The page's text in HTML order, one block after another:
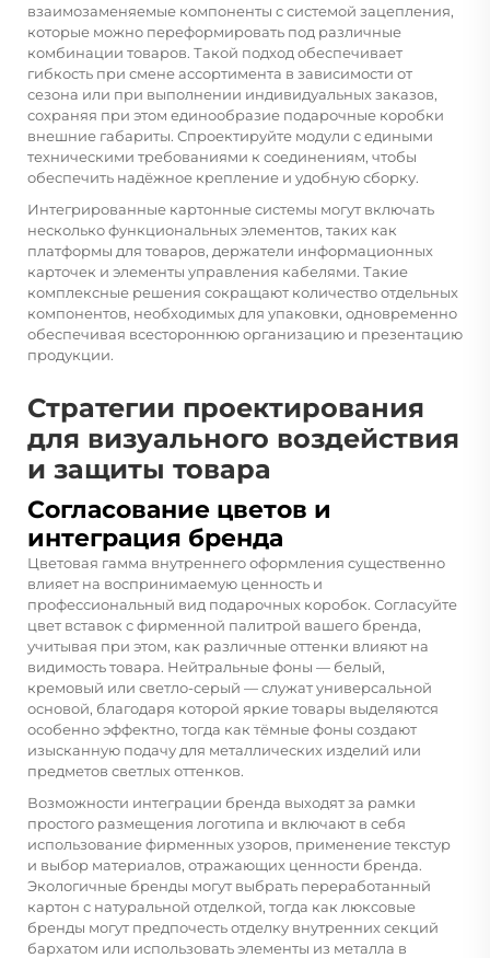
взаимозаменяемые компоненты с системой зацепления,
которые можно переформировать под различные
комбинации товаров. Такой подход обеспечивает
гибкость при смене ассортимента в зависимости от
сезона или при выполнении индивидуальных заказов,
сохраняя при этом единообразие подарочные коробки
внешние габариты. Спроектируйте модули с едиными
техническими требованиями к соединениям, чтобы
обеспечить надёжное крепление и удобную сборку.
Интегрированные картонные системы могут включать
несколько функциональных элементов, таких как
платформы для товаров, держатели информационных
карточек и элементы управления кабелями. Такие
комплексные решения сокращают количество отдельных
компонентов, необходимых для упаковки, одновременно
обеспечивая всестороннюю организацию и презентацию
продукции.
Стратегии проектирования
для визуального воздействия
и защиты товара
Согласование цветов и
интеграция бренда
Цветовая гамма внутреннего оформления существенно
влияет на воспринимаемую ценность и
профессиональный вид подарочных коробок. Согласуйте
цвет вставок с фирменной палитрой вашего бренда,
учитывая при этом, как различные оттенки влияют на
видимость товара. Нейтральные фоны — белый,
кремовый или светло-серый — служат универсальной
основой, благодаря которой яркие товары выделяются
особенно эффектно, тогда как тёмные фоны создают
изысканную подачу для металлических изделий или
предметов светлых оттенков.
Возможности интеграции бренда выходят за рамки
простого размещения логотипа и включают в себя
использование фирменных узоров, применение текстур
и выбор материалов, отражающих ценности бренда.
Экологичные бренды могут выбрать переработанный
картон с натуральной отделкой, тогда как люксовые
бренды могут предпочесть отделку внутренних секций
бархатом или использовать элементы из металла в